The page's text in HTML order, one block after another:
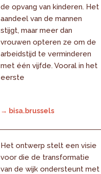
de opvang van kinderen. Het
aandeel van de mannen
stijgt, maar meer dan
vrouwen opteren ze om de
arbeidstijd te verminderen
met één vijfde. Vooral in het
eerste
→ bisa.brussels
Het ontwerp stelt een visie
voor die de transformatie
van de wijk ondersteunt met